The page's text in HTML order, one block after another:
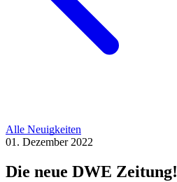
Alle Neuigkeiten
01. Dezember 2022
Die neue DWE Zeitung!